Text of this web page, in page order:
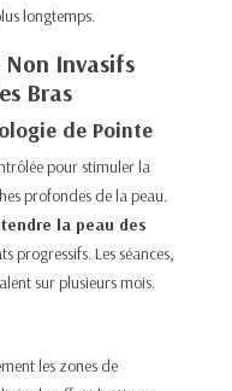
longtemps.
Invasifs
Bras
de Pointe
pour stimuler la
profondes de la peau.
la peau des
progressifs. Les séances,
sur plusieurs mois.
les zones de